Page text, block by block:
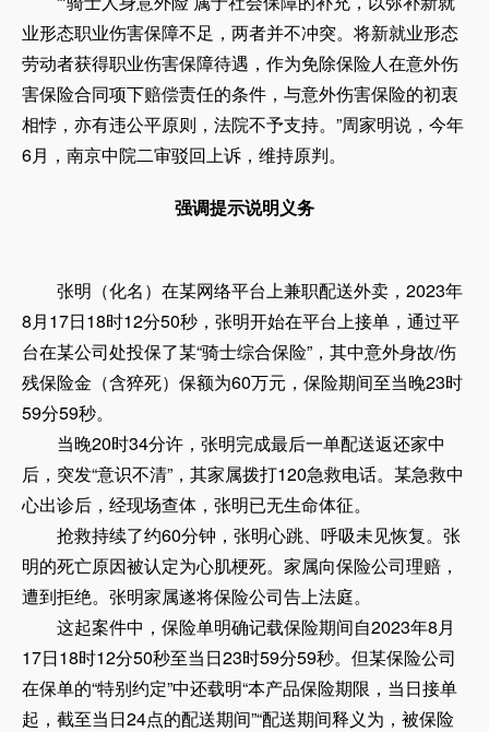
业形态职业伤害保障不足，两者并不冲突。将新就业形态
劳动者获得职业伤害保障待遇，作为免除保险人在意外伤
害保险合同项下赔偿责任的条件，与意外伤害保险的初衷
相悖，亦有违公平原则，法院不予支持。”周家明说，今年
6月，南京中院二审驳回上诉，维持原判。
强调提示说明义务
张明（化名）在某网络平台上兼职配送外卖，2023年
8月17日18时12分50秒，张明开始在平台上接单，通过平
台在某公司处投保了某“骑士综合保险”，其中意外身故/伤
残保险金（含猝死）保额为60万元，保险期间至当晚23时
59分59秒。
当晚20时34分许，张明完成最后一单配送返还家中
后，突发“意识不清”，其家属拨打120急救电话。某急救中
心出诊后，经现场查体，张明已无生命体征。
抢救持续了约60分钟，张明心跳、呼吸未见恢复。张
明的死亡原因被认定为心肌梗死。家属向保险公司理赔，
遭到拒绝。张明家属遂将保险公司告上法庭。
这起案件中，保险单明确记载保险期间自2023年8月
17日18时12分50秒至当日23时59分59秒。但某保险公司
在保单的“特别约定”中还载明“本产品保险期限，当日接单
起，截至当日24点的配送期间”“配送期间释义为，被保险